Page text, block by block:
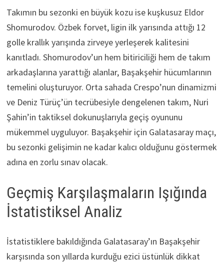
Takımın bu sezonki en büyük kozu ise kuşkusuz Eldor
Shomurodov. Özbek forvet, ligin ilk yarısında attığı 12
golle krallık yarışında zirveye yerleşerek kalitesini
kanıtladı. Shomurodov’un hem bitiriciliği hem de takım
arkadaşlarına yarattığı alanlar, Başakşehir hücumlarının
temelini oluşturuyor. Orta sahada Crespo’nun dinamizmi
ve Deniz Türüç’ün tecrübesiyle dengelenen takım, Nuri
Şahin’in taktiksel dokunuşlarıyla geçiş oyununu
mükemmel uyguluyor. Başakşehir için Galatasaray maçı,
bu sezonki gelişimin ne kadar kalıcı olduğunu göstermek
adına en zorlu sınav olacak.
Geçmiş Karşılaşmaların Işığında
İstatistiksel Analiz
İstatistiklere bakıldığında Galatasaray’ın Başakşehir
karşısında son yıllarda kurduğu ezici üstünlük dikkat